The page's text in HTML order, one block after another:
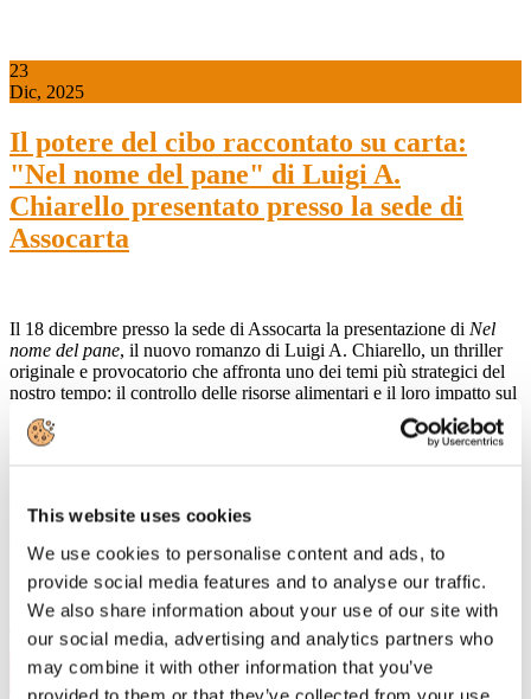
This website uses cookies
We use cookies to personalise content and ads, to
provide social media features and to analyse our traffic.
We also share information about your use of our site with
our social media, advertising and analytics partners who
may combine it with other information that you’ve
provided to them or that they’ve collected from your use
23
Dic, 2025
Il potere del cibo raccontato su carta:
"Nel nome del pane" di Luigi A.
Chiarello presentato presso la sede di
Assocarta
Il 18 dicembre presso la sede di Assocarta la presentazione di Nel
nome del pane, il nuovo romanzo di Luigi A. Chiarello, un thriller
originale e provocatorio che affronta uno dei temi più strategici del
nostro tempo: il controllo delle risorse alimentari e il loro impatto sul
potere globale. Attraverso una narrazione avvincente e ricca di colpi
di scena, il libro accompagna il lettore in un viaggio sorprendente
profondo del cibo nella società contemporanea e sulle trasformazioni
che stanno ridefinendo il nostro rapporto con esso.
Leggi di più
Dic, 2025